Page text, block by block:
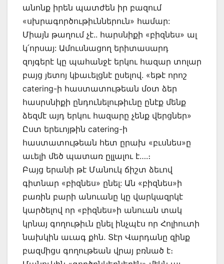
անոնք իրեն պատժեն իր բազում
«սխրագործութիւններուն» համար:
Միայն թաղում չէ.. հարսնիքի «բիզնես» ալ
կ՛որսայ: Ամուսնացող երիտասարդ
զոյգերէ կը պահանջէ երկու հազար տոլար
բայց յետոյ կþաւելցնէ ըսելով. «եթէ որոշ
catering-ի հաստատութեան մօտ ձեր
հասրսնիքի ընդունելութիւնը ընէք մենք
ձեզմէ այդ երկու հազարը չենք վերցներ»
Ըստ երեւոյթին catering-ի
հաստատութեան հետ ըրախ «բւսնես»ը
աւելի մեծ պատառ ըլլալու է….։
Բայց երանի թէ Մանուկ ճիշտ ձեւով
գիտնար «բիզնես» ընել: Ան «բիզնես»ի
բառին բարի անուանը կը վարկազրկէ
կարծելով որ «բիզնես»ի անուան տակ
կրնայ գողութիւն ընել ինչպէս որ Հոլիուտի
նախկին աւագ քհն. Տէր Վարդանը զինք
բազմիցս գողութեան վրայ բռնած է։